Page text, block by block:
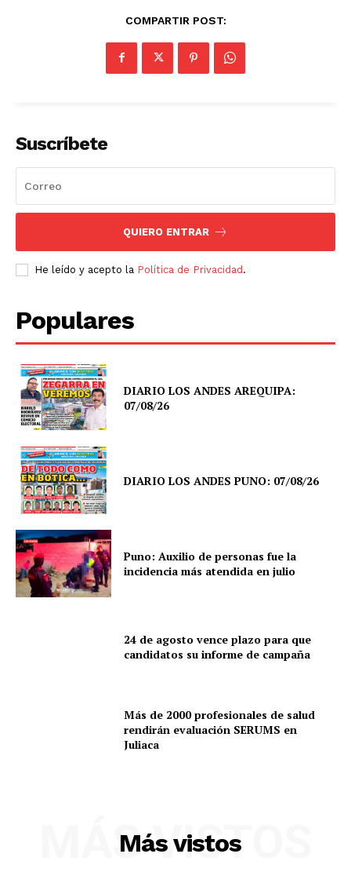
COMPARTIR POST:
Suscríbete
QUIERO ENTRAR
He leído y acepto la Política de Privacidad.
Populares
DIARIO LOS ANDES AREQUIPA:
07/08/26
DIARIO LOS ANDES PUNO: 07/08/26
Puno: Auxilio de personas fue la
incidencia más atendida en julio
24 de agosto vence plazo para que
candidatos su informe de campaña
Más de 2000 profesionales de salud
rendirán evaluación SERUMS en
Juliaca
Más vistos
MÁS VISTOS